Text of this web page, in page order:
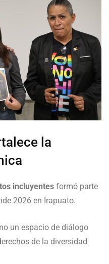
la
incluyentes formó parte
2026 en Irapuato.
un espacio de diálogo
de la diversidad